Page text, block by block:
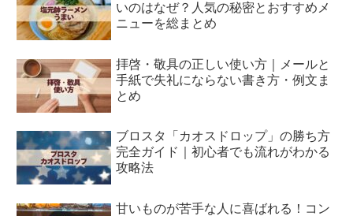
いのはなぜ？人気の秘密とおすすめメ
ニューを総まとめ
拝啓・敬具の正しい使い方｜メールと
手紙で失礼にならない書き方・例文ま
とめ
ブロスタ「カオスドロップ」の勝ち方
完全ガイド｜初心者でも流れがわかる
攻略法
甘いものが苦手な人に喜ばれる！コン